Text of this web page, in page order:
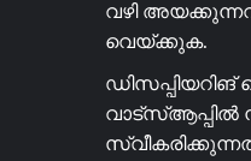
വഴി
വെയ്ക്കുക.
ഡിസപ്പിയറിങ്
വാട്സ്ആപ്പിൽ